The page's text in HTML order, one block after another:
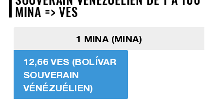
MINA => VES
1 MINA (MINA)
12,66 VES (BOLÍVAR
SOUVERAIN
VÉNÉZUÉLIEN)